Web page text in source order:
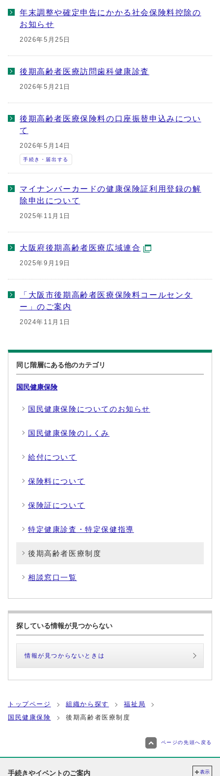
年末調整や確定申告にかかる社会保険料控除の
お知らせ
2026年5月25日
後期高齢者医療訪問歯科健康診査
2026年5月21日
後期高齢者医療保険料の口座振替申込みについ
て
2026年5月14日
手続き・届出する
マイナンバーカードの健康保険証利用登録の解
除申出について
2025年11月1日
大阪府後期高齢者医療広域連合
2025年9月19日
「大阪市後期高齢者医療保険料コールセンタ
ー」のご案内
2024年11月1日
同じ階層にある他のカテゴリ
国民健康保険
国民健康保険についてのお知らせ
国民健康保険のしくみ
給付について
保険料について
保険証について
特定健康診査・特定保健指導
後期高齢者医療制度
相談窓口一覧
探している情報が見つからない
情報が見つからないときは
トップページ 組織から探す
福祉局
国民健康保険
後期高齢者医療制度
ページの先頭へ戻る
手続きやイベントのご案内 表示